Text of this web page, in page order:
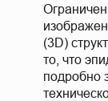
(3D)
то, что
подробно